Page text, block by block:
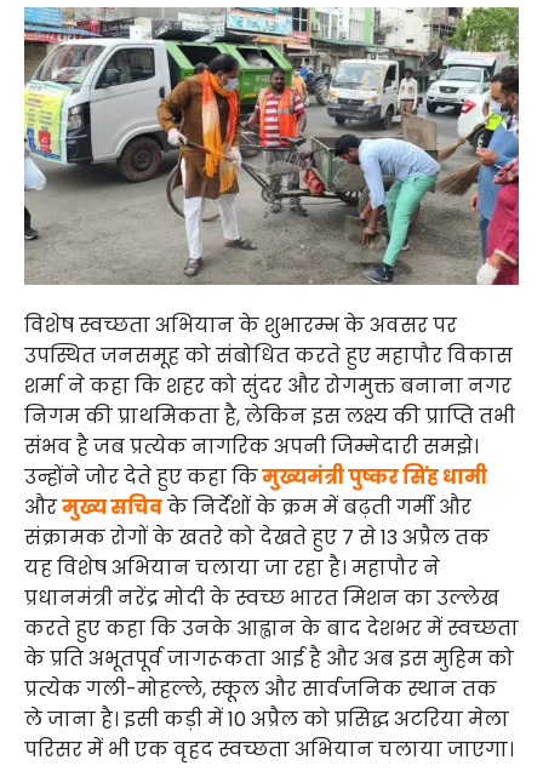
विशेष स्वच्छता अभियान के शुभारम्भ के अवसर पर
उपस्थित जनसमूह को संबोधित करते हुए महापौर विकास
शर्मा ने कहा कि शहर को सुंदर और रोगमुक्त बनाना नगर
निगम की प्राथमिकता है, लेकिन इस लक्ष्य की प्राप्ति तभी
संभव है जब प्रत्येक नागरिक अपनी जिम्मेदारी समझे।
उन्होंने जोर देते हुए कहा किमुख्यमंत्री पुष्कर सिंह धामी
औरमुख्य सचिवके निर्देशों के क्रम में बढ़ती गर्मी और
संक्रामक रोगों के खतरे को देखते हुए 7 से 13 अप्रैल तक
यह विशेष अभियान चलाया जा रहा है। महापौर ने
प्रधानमंत्री नरेंद्र मोदी के स्वच्छ भारत मिशन का उल्लेख
करते हुए कहा कि उनके आह्वान के बाद देशभर में स्वच्छता
के प्रति अभूतपूर्व जागरूकता आई है और अब इस मुहिम को
प्रत्येक गली-मोहल्ले, स्कूल और सार्वजनिक स्थान तक
ले जाना है। इसी कड़ी में 10 अप्रैल को प्रसिद्ध अटरिया मेला
परिसर में भी एक वृहद स्वच्छता अभियान चलाया जाएगा।